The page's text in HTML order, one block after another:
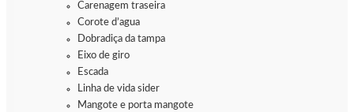
Carenagem traseira
Corote d’agua
Dobradiça da tampa
Eixo de giro
Escada
Linha de vida sider
Mangote e porta mangote